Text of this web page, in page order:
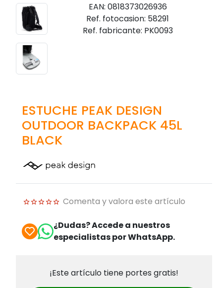
EAN: 0818373026936
Ref. fotocasion: 58291
Ref. fabricante: PK0093
ESTUCHE PEAK DESIGN
OUTDOOR BACKPACK 45L
BLACK
Comenta y valora este artículo
¿Dudas? Accede a nuestros
especialistas por WhatsApp.
¡Este artículo tiene portes gratis!